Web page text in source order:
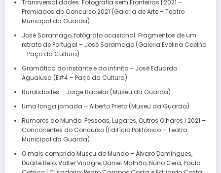
Transversalidades: Fotografia sem Fronteiras | 2021 –
Premiados do Concurso 2021 (Galeria de Arte – Teatro
Municipal da Guarda)
José Saramago, fotógrafo ocasional. Fragmentos de um
retrato de Portugal – José Saramago (Galeria Evelina Coelho
– Paço da Cultura)
Gramática do instante e do infinito – José Eduardo
Agualusa (E#4 – Paço da Cultura)
Ruralidades – Jorge Bacelar (Museu da Guarda)
Uma longa jornada – Alberto Prieto (Museu da Guarda)
Rumores do Mundo: Pessoas, Lugares, Outros Olhares | 2021 –
Concorrentes do Concurso (Edifício Polifónico – Teatro
Municipal da Guarda)
O mais comprido Museu do Mundo – Álvaro Domingues,
Duarte Belo, Valter Vinagre, Daniel Malhão, Nuno Cera, Paulo